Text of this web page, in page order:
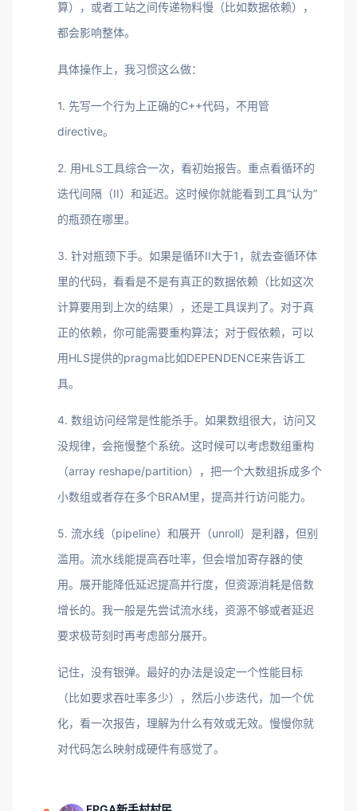
算），或者工站之间传递物料慢（比如数据依赖），
都会影响整体。
具体操作上，我习惯这么做：
1. 先写一个行为上正确的C++代码，不用管
directive。
2. 用HLS工具综合一次，看初始报告。重点看循环的
迭代间隔（II）和延迟。这时候你就能看到工具“认为”
的瓶颈在哪里。
3. 针对瓶颈下手。如果是循环II大于1，就去查循环体
里的代码，看看是不是有真正的数据依赖（比如这次
计算要用到上次的结果），还是工具误判了。对于真
正的依赖，你可能需要重构算法；对于假依赖，可以
用HLS提供的pragma比如DEPENDENCE来告诉工
具。
4. 数组访问经常是性能杀手。如果数组很大，访问又
没规律，会拖慢整个系统。这时候可以考虑数组重构
（array reshape/partition），把一个大数组拆成多个
小数组或者存在多个BRAM里，提高并行访问能力。
5. 流水线（pipeline）和展开（unroll）是利器，但别
滥用。流水线能提高吞吐率，但会增加寄存器的使
用。展开能降低延迟提高并行度，但资源消耗是倍数
增长的。我一般是先尝试流水线，资源不够或者延迟
要求极苛刻时再考虑部分展开。
记住，没有银弹。最好的办法是设定一个性能目标
（比如要求吞吐率多少），然后小步迭代，加一个优
化，看一次报告，理解为什么有效或无效。慢慢你就
对代码怎么映射成硬件有感觉了。